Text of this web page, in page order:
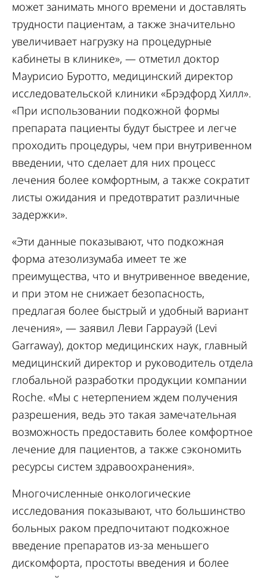
может занимать много времени и доставлять
трудности пациентам, а также значительно
увеличивает нагрузку на процедурные
кабинеты в клинике», — отметил доктор
Маурисио Буротто, медицинский директор
исследовательской клиники «Брэдфорд Хилл».
«При использовании подкожной формы
препарата пациенты будут быстрее и легче
проходить процедуры, чем при внутривенном
введении, что сделает для них процесс
лечения более комфортным, а также сократит
листы ожидания и предотвратит различные
задержки».
«Эти данные показывают, что подкожная
форма атезолизумаба имеет те же
преимущества, что и внутривенное введение,
и при этом не снижает безопасность,
предлагая более быстрый и удобный вариант
лечения», — заявил Леви Гаррауэй (Levi
Garraway), доктор медицинских наук, главный
медицинский директор и руководитель отдела
глобальной разработки продукции компании
Roche. «Мы с нетерпением ждем получения
разрешения, ведь это такая замечательная
возможность предоставить более комфортное
лечение для пациентов, а также сэкономить
ресурсы систем здравоохранения».
Многочисленные онкологические
исследования показывают, что большинство
больных раком предпочитают подкожное
введение препаратов из-за меньшего
дискомфорта, простоты введения и более